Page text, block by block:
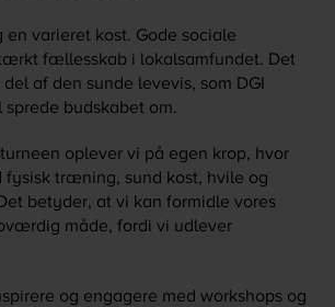
en varieret kost. Gode sociale
fællesskab i lokalsamfundet. Det
af den sunde levevis, som DGI
budskabet om.
oplever vi på egen krop, hvor
fysisk træning, sund kost, hvile og
betyder, at vi kan formidle vores
måde, fordi vi udlever
og engagere med workshops og